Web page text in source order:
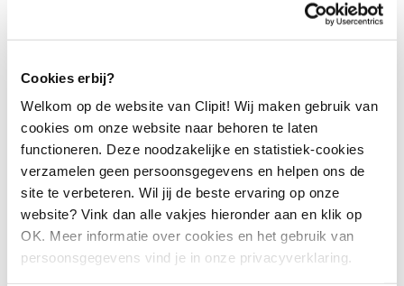
Cookies erbij?
Welkom op de website van Clipit! Wij maken gebruik van
cookies om onze website naar behoren te laten
functioneren. Deze noodzakelijke en statistiek-cookies
verzamelen geen persoonsgegevens en helpen ons de
site te verbeteren. Wil jij de beste ervaring op onze
website? Vink dan alle vakjes hieronder aan en klik op
OK. Meer informatie over cookies en het gebruik van
persoonsgegevens vind je in onze privacyverklaring.
De strategische inzichten die je uit deze data haalt, zijn
uitgelezen kans om (performance) marketing data met PR,
branding en communicatie te integreren en een compleet
beeld te geven van de impact die jij maakt als bedrijf. Denk
hierbij aan owned media data zoals je website analytics
om de impact van PR op websitebezoek en misschien zelfs
conversie vast te stellen. Of paid data, om te bekijken of
earned media en advertising elkaar optimaal versterken in
het overbrengen van jouw boodschap. Eis dus je plek op in
de boardroom, want jij bent degene die jouw bedrijf advies
geeft op basis van betrouwbare inzichten uit media data in
combinatie met jouw vakkennis en ervaring.